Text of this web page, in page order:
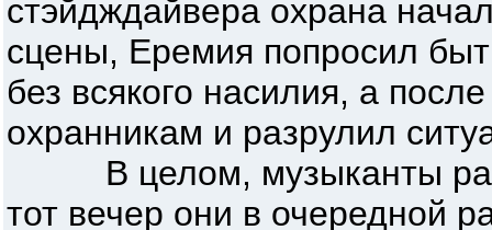
стэйдждайвера охрана
сцены, Еремия попросил
без всякого насилия, а
охранникам и разрулил
В целом, музыканты
тот вечер они в очередной